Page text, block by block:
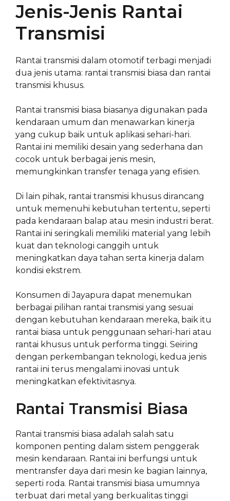
Jenis-Jenis Rantai
Transmisi
Rantai transmisi dalam otomotif terbagi menjadi
dua jenis utama: rantai transmisi biasa dan rantai
transmisi khusus.
Rantai transmisi biasa biasanya digunakan pada
kendaraan umum dan menawarkan kinerja
yang cukup baik untuk aplikasi sehari-hari.
Rantai ini memiliki desain yang sederhana dan
cocok untuk berbagai jenis mesin,
memungkinkan transfer tenaga yang efisien.
Di lain pihak, rantai transmisi khusus dirancang
untuk memenuhi kebutuhan tertentu, seperti
pada kendaraan balap atau mesin industri berat.
Rantai ini seringkali memiliki material yang lebih
kuat dan teknologi canggih untuk
meningkatkan daya tahan serta kinerja dalam
kondisi ekstrem.
Konsumen di Jayapura dapat menemukan
berbagai pilihan rantai transmisi yang sesuai
dengan kebutuhan kendaraan mereka, baik itu
rantai biasa untuk penggunaan sehari-hari atau
rantai khusus untuk performa tinggi. Seiring
dengan perkembangan teknologi, kedua jenis
rantai ini terus mengalami inovasi untuk
meningkatkan efektivitasnya.
Rantai Transmisi Biasa
Rantai transmisi biasa adalah salah satu
komponen penting dalam sistem penggerak
mesin kendaraan. Rantai ini berfungsi untuk
mentransfer daya dari mesin ke bagian lainnya,
seperti roda. Rantai transmisi biasa umumnya
terbuat dari metal yang berkualitas tinggi